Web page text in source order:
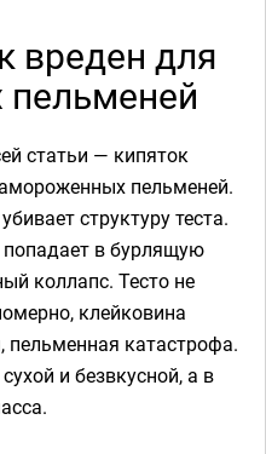
вреден для
статьи — кипяток
пельменей.
структуру теста.
в бурлящую
коллапс. Тесто не
клейковина
пельменная катастрофа.
и безвкусной, а в